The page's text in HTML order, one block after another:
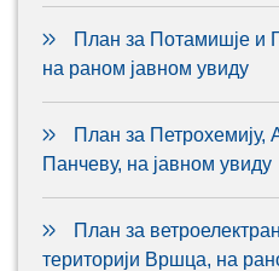
План за Потамишје и
на раном јавном увиду
План за Петрохемију,
Панчеву, на јавном увиду
План за
територији Вршца, на